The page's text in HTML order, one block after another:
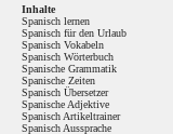
Inhalte
Spanisch lernen
Spanisch für den Urlaub
Spanisch Vokabeln
Spanisch Wörterbuch
Spanische Grammatik
Spanische Zeiten
Spanisch Übersetzer
Spanische Adjektive
Spanisch Artikeltrainer
Spanisch Aussprache